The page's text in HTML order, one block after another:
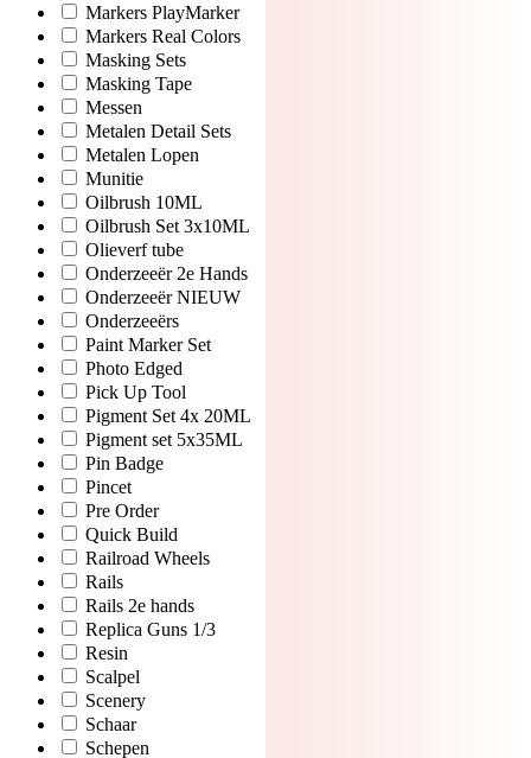
Markers PlayMarker
Markers Real Colors
Masking Sets
Masking Tape
Messen
Metalen Detail Sets
Metalen Lopen
Munitie
Oilbrush 10ML
Oilbrush Set 3x10ML
Olieverf tube
Onderzeeër 2e Hands
Onderzeeër NIEUW
Onderzeeërs
Paint Marker Set
Photo Edged
Pick Up Tool
Pigment Set 4x 20ML
Pigment set 5x35ML
Pin Badge
Pincet
Pre Order
Quick Build
Railroad Wheels
Rails
Rails 2e hands
Replica Guns 1/3
Resin
Scalpel
Scenery
Schaar
Schepen